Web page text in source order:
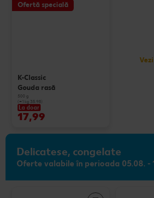
Ofertă specială
K-Classic
Gouda rasă
500 g
(=1 kg 35.98)
La doar
17,99
Delicatese, congelate
Oferte valabile în perioada 05.08. -